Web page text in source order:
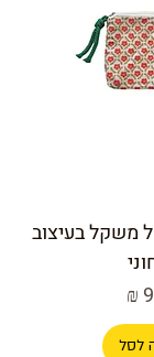
משקל בעיצוב
לסל